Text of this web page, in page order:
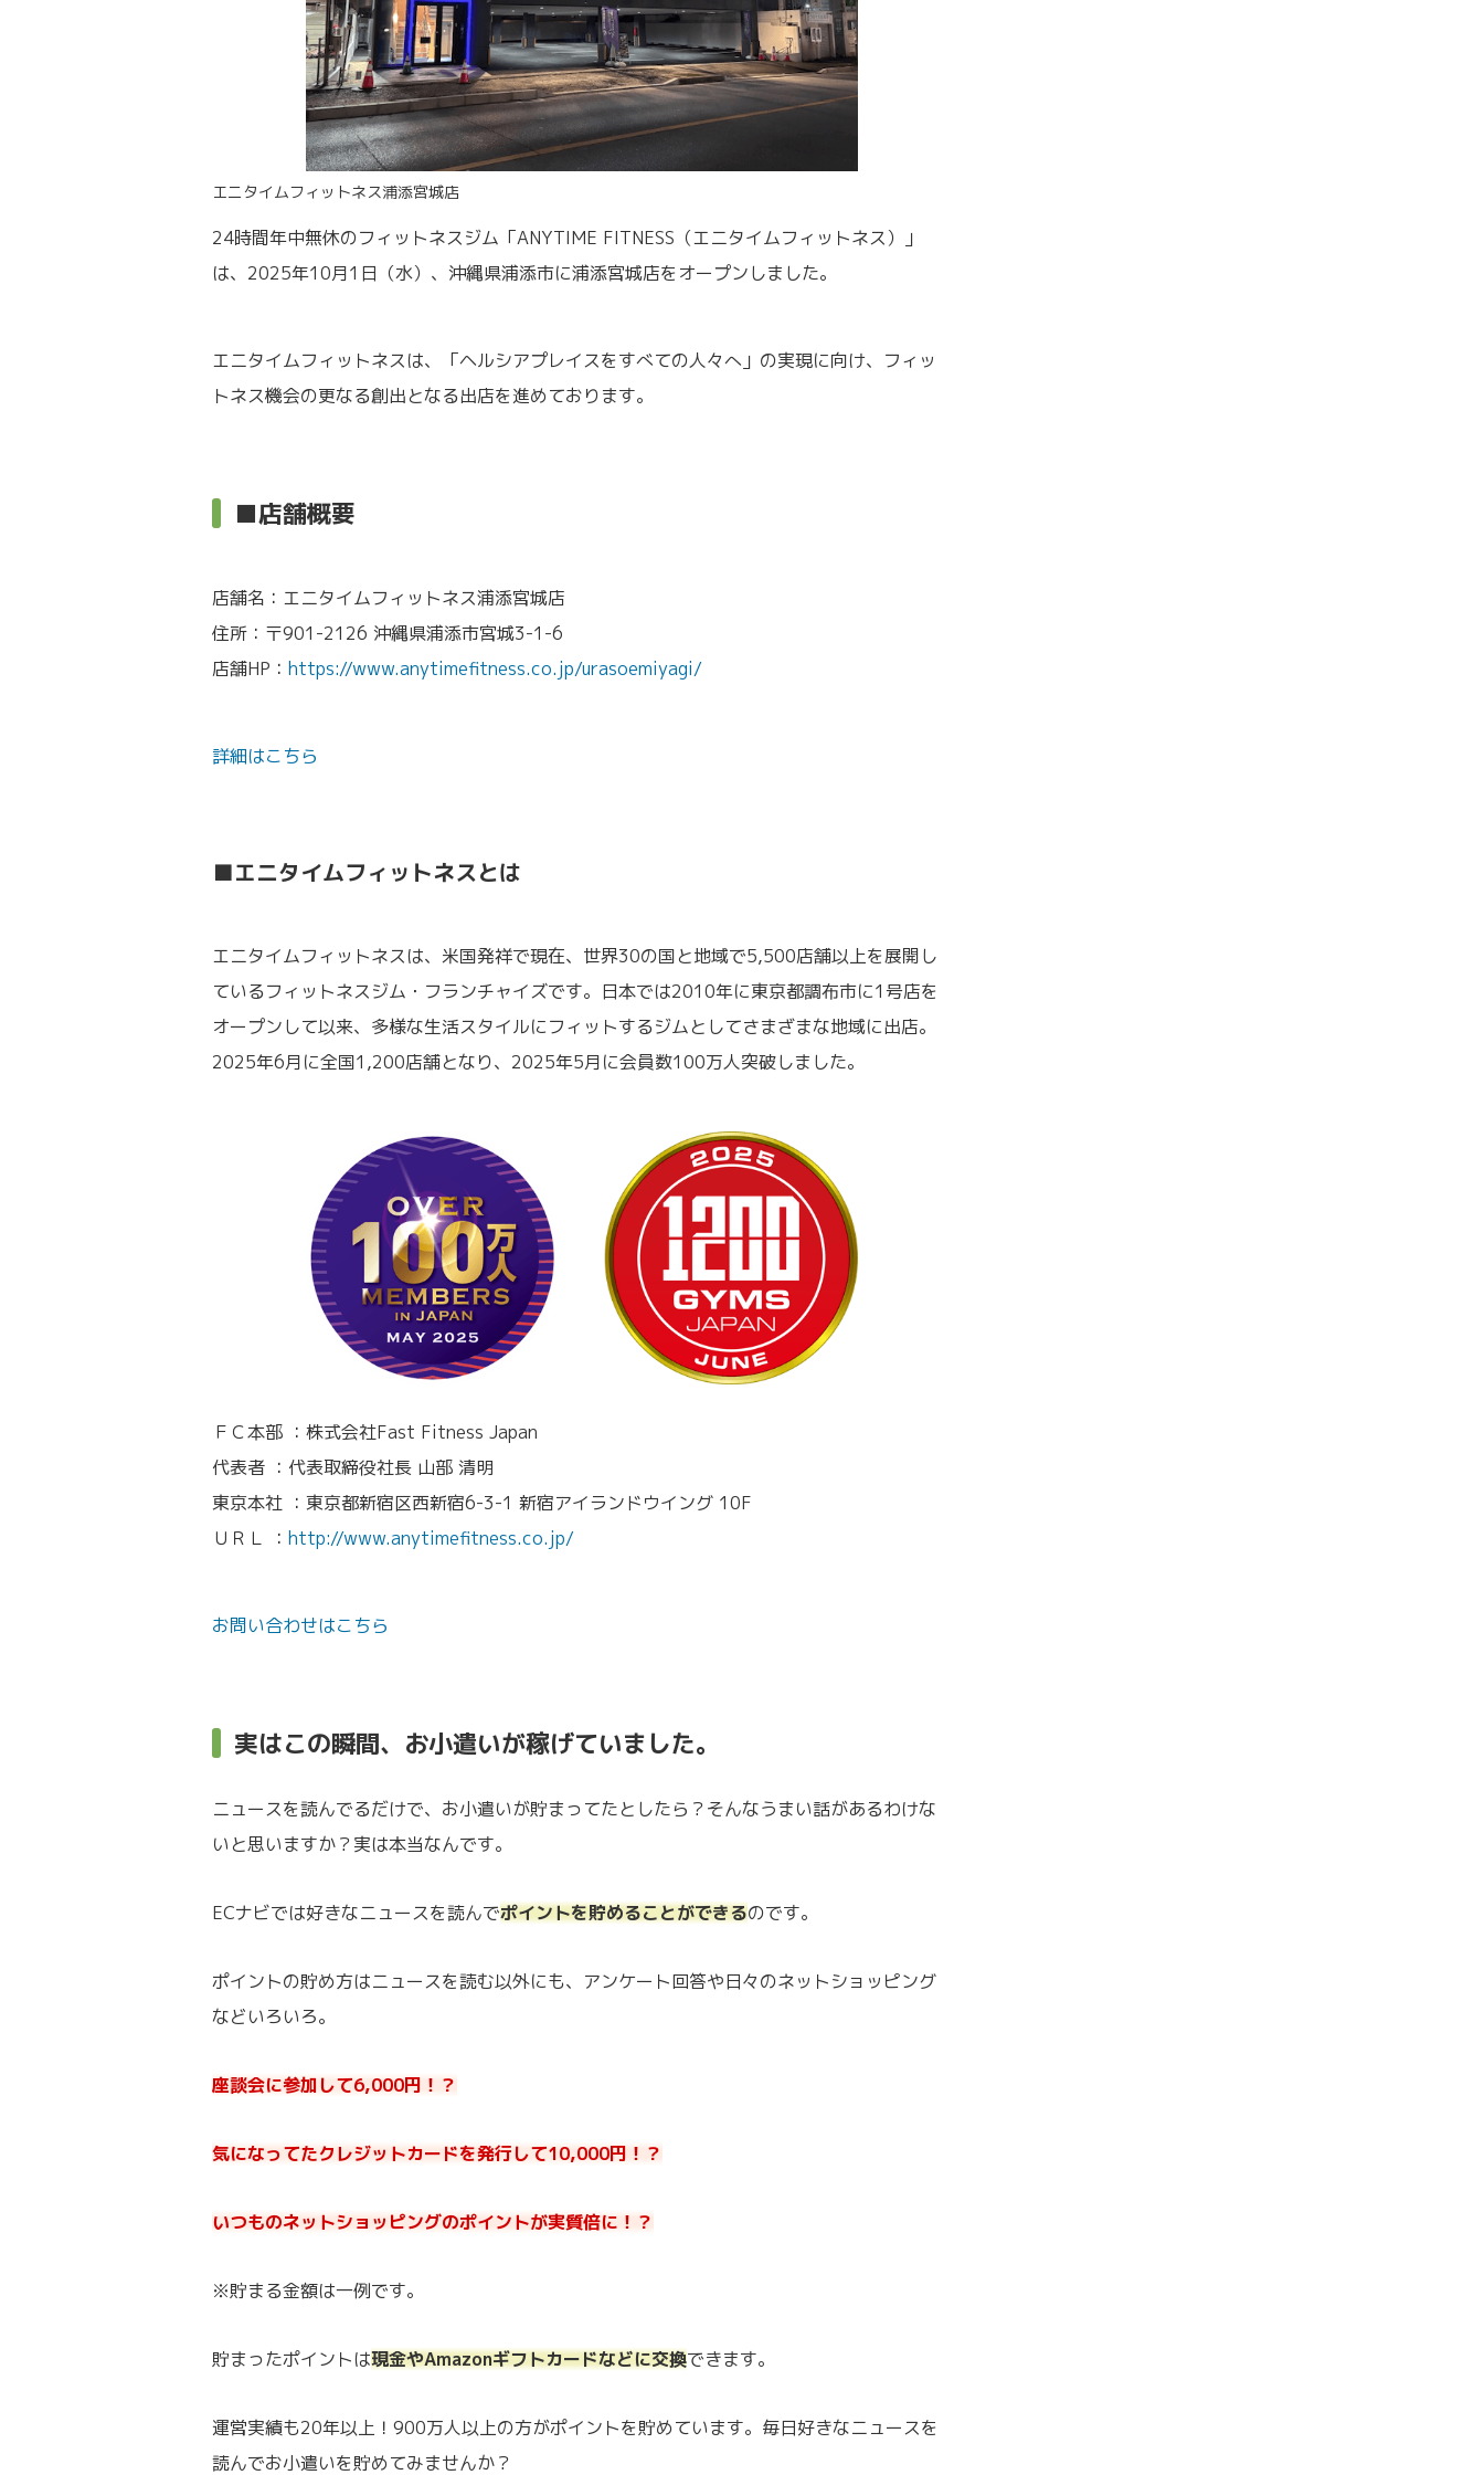
エニタイムフィットネス浦添宮城店
24時間年中無休のフィットネスジム「ANYTIME FITNESS（エニタイムフィットネス）」
は、2025年10月1日（水）、沖縄県浦添市に浦添宮城店をオープンしました。
エニタイムフィットネスは、「ヘルシアプレイスをすべての人々へ」の実現に向け、フィッ
トネス機会の更なる創出となる出店を進めております。
■店舗概要
店舗名：エニタイムフィットネス浦添宮城店
住所：〒901-2126 沖縄県浦添市宮城3-1-6
店舗HP： https://www.anytimefitness.co.jp/urasoemiyagi/
詳細はこちら
■エニタイムフィットネスとは
エニタイムフィットネスは、米国発祥で現在、世界30の国と地域で5,500店舗以上を展開し
ているフィットネスジム・フランチャイズです。日本では2010年に東京都調布市に1号店を
オープンして以来、多様な生活スタイルにフィットするジムとしてさまざまな地域に出店。
2025年6月に全国1,200店舗となり、2025年5月に会員数100万人突破しました。
ＦＣ本部 ：株式会社Fast Fitness Japan
代表者 ：代表取締役社長 山部 清明
東京本社 ：東京都新宿区西新宿6-3-1 新宿アイランドウイング 10F
ＵＲＬ ： http://www.anytimefitness.co.jp/
お問い合わせはこちら
実はこの瞬間、お小遣いが稼げていました。
ニュースを読んでるだけで、お小遣いが貯まってたとしたら？そんなうまい話があるわけな
いと思いますか？実は本当なんです。
ECナビでは好きなニュースを読んでポイントを貯めることができるのです。
ポイントの貯め方はニュースを読む以外にも、アンケート回答や日々のネットショッピング
などいろいろ。
座談会に参加して6,000円！？
気になってたクレジットカードを発行して10,000円！？
いつものネットショッピングのポイントが実質倍に！？
※貯まる金額は一例です。
貯まったポイントは現金やAmazonギフトカードなどに交換できます。
運営実績も20年以上！900万人以上の方がポイントを貯めています。毎日好きなニュースを
読んでお小遣いを貯めてみませんか？